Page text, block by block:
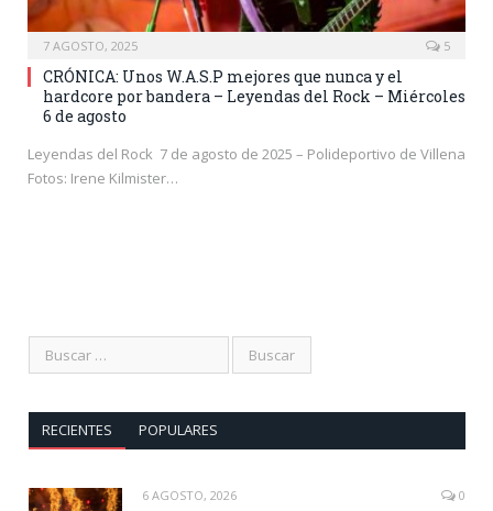
7 AGOSTO, 2025 5
CRÓNICA: Unos W.A.S.P mejores que nunca y el
hardcore por bandera – Leyendas del Rock – Miércoles
6 de agosto
Leyendas del Rock 7 de agosto de 2025 – Polideportivo de Villena
Fotos: Irene Kilmister…
RECIENTES POPULARES
6 AGOSTO, 2026 0